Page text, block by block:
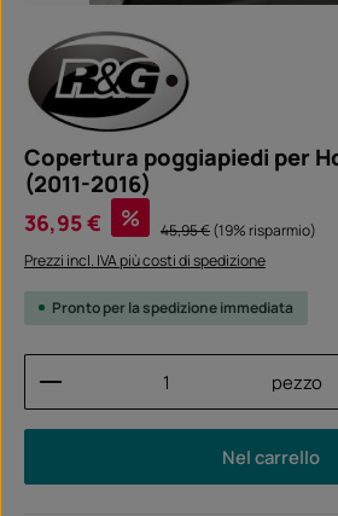
Copertura poggiapiedi per
(2011-2016)
Prezzo di vendita:
36,95 € % Prezzo normale:
45,95 €(19% risparmio)
Prezzi incl. IVA più costi di spedizione
Pronto per la spedizione immediata
Quantità del prodotto: pezzo
Nel carrello